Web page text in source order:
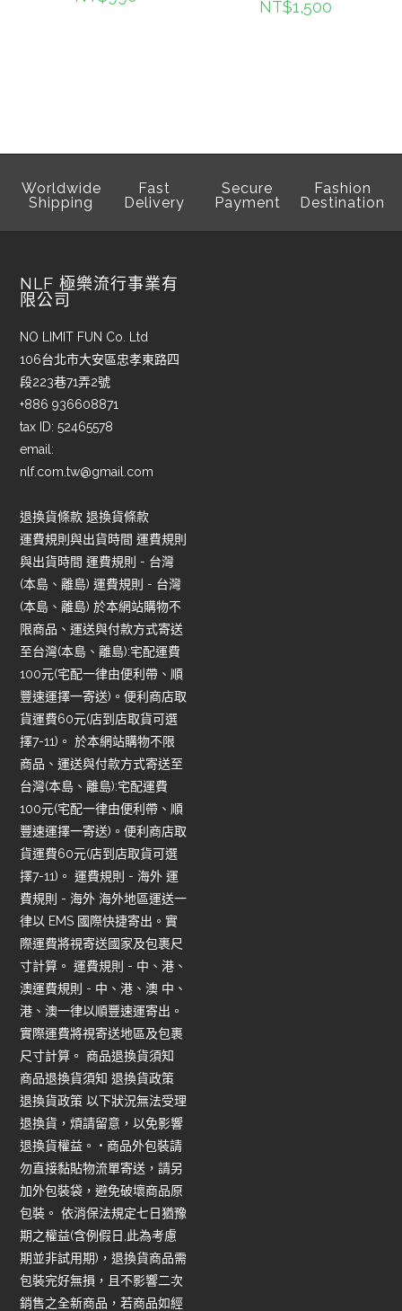
NT$1,500
Worldwide
Shipping
Fast
Delivery
Secure
Payment
Fashion
Destination
NLF 極樂流行事業有
限公司
NO LIMIT FUN Co. Ltd
106台北市大安區忠孝東路四
段223巷71弄2號
+886 936608871
tax ID: 52465578
email:
nlf.com.tw@gmail.com
退換貨條款 退換貨條款
運費規則與出貨時間 運費規則
與出貨時間 運費規則 - 台灣
(本島、離島) 運費規則 - 台灣
(本島、離島) 於本網站購物不
限商品、運送與付款方式寄送
至台灣(本島、離島):宅配運費
100元(宅配一律由便利帶、順
豐速運擇一寄送)。便利商店取
貨運費60元(店到店取貨可選
擇7-11)。 於本網站購物不限
商品、運送與付款方式寄送至
台灣(本島、離島):宅配運費
100元(宅配一律由便利帶、順
豐速運擇一寄送)。便利商店取
貨運費60元(店到店取貨可選
擇7-11)。 運費規則 - 海外 運
費規則 - 海外 海外地區運送一
律以 EMS 國際快捷寄出。實
際運費將視寄送國家及包裹尺
寸計算。 運費規則 - 中、港、
澳運費規則 - 中、港、澳 中、
港、澳一律以順豐速運寄出。
實際運費將視寄送地區及包裹
尺寸計算。 商品退換貨須知
商品退換貨須知 退換貨政策
退換貨政策 以下狀況無法受理
退換貨，煩請留意，以免影響
退換貨權益。 • 商品外包裝請
勿直接黏貼物流單寄送，請另
加外包裝袋，避免破壞商品原
包裝。 依消保法規定七日猶豫
期之權益(含例假日,此為考慮
期並非試用期)，退換貨商品需
包裝完好無損，且不影響二次
銷售之全新商品，若商品如經